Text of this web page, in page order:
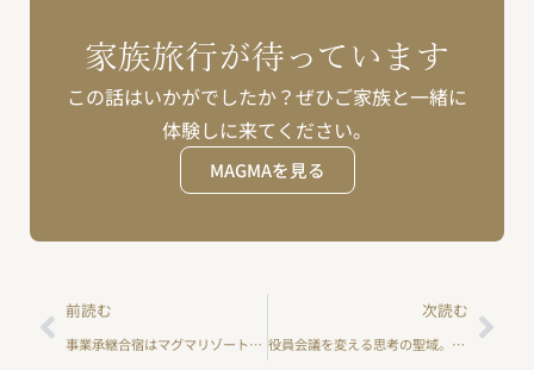
家族旅行が待っています
この話はいかがでしたか？ぜひご家族と一緒に
体験しに来てください。
MAGMAを見る
Prev
前読む
事業承継合宿はマグマリゾート！三世代で想いを繋ぐ丸投げプラン
次読む
役員会議を変える思考の聖域。武田信玄の地で決断